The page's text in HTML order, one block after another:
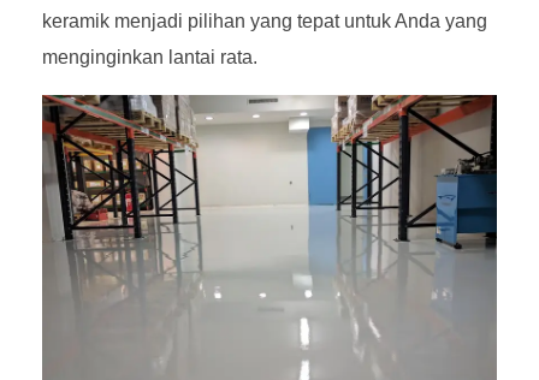
keramik menjadi pilihan yang tepat untuk Anda yang
menginginkan lantai rata.